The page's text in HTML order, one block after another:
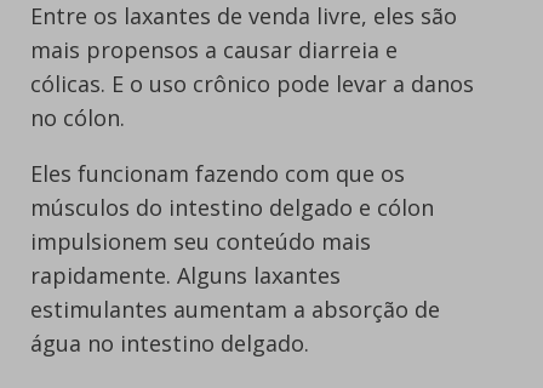
Entre os laxantes de venda livre, eles são
mais propensos a causar diarreia e
cólicas. E o uso crônico pode levar a danos
no cólon.
Eles funcionam fazendo com que os
músculos do intestino delgado e cólon
impulsionem seu conteúdo mais
rapidamente. Alguns laxantes
estimulantes aumentam a absorção de
água no intestino delgado.